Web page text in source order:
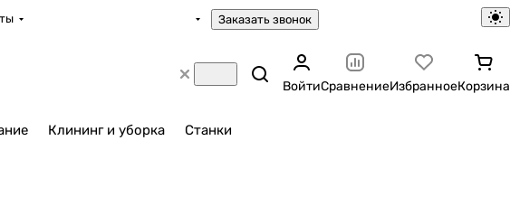
Заказать звонок
ВойтиСравнениеИзбранноеКорзина
Клининг и уборка Станки